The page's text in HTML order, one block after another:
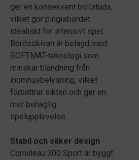
ger en konsekvent bollstuds,
vilket gör pingisbordet
idealiskt för intensivt spel.
Bordsskivan är belagd med
SOFTMAT-teknologi som
minskar bländning från
inomhusbelysning, vilket
förbättrar sikten och ger en
mer behaglig
spelupplevelse.
Stabil och säker design
Cornilleau 300 Sport är byggt